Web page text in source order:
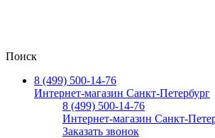
Поиск
8 (499) 500-14-76
Интернет-магазин Санкт-Петербург
8 (499) 500-14-76
Интернет-магазин Санкт-
Заказать звонок